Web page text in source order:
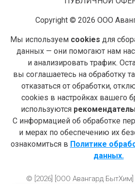
Copyright © 2026 ООО
Мы используем cookies для
данных — они помогают нам
и анализировать трафик.
вы соглашаетесь на обработку
отказаться от обработки,
cookies в настройках вашего
используются
С информацией об обработке
и мерах по обеспечению их
ознакомиться в Политике
данных.
© [2026] [ООО Авангард